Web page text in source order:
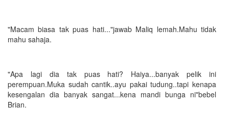
"Macam biasa tak puas hati..."jawab Maliq lemah.Mahu tidak
mahu sahaja.
"Apa lagi dia tak puas hati? Haiya...banyak pelik ini
perempuan.Muka sudah cantik..ayu pakai tudung..tapi kenapa
kesengalan dia banyak sangat...kena mandi bunga ni"bebel
Brian.